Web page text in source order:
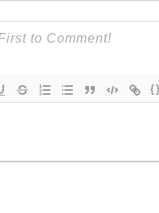
{}